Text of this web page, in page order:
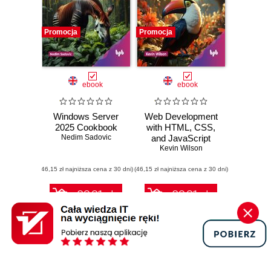
Promocja
ebook
Windows Server
2025 Cookbook
Nedim Sadovic
(46,15 zł najniższa cena z 30 dni)
89.91 zł
99.90 zł (-10%)
Promocja
ebook
Web Development
with HTML, CSS,
and JavaScript
Kevin Wilson
(46,15 zł najniższa cena z 30 dni)
89.91 zł
99.90 zł